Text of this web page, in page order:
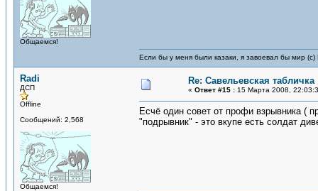
Общаемся!
Если бы у меня были казаки, я завоевал бы мир
Radi
ДСП
Offline
Сообщений: 2,568
Общаемся!
Re: Савельевская табличка
« Ответ #15 : 15 Марта 2008,
Есчё один совет от профи взрывника (
"подрывник" - это вкупе есть солдат